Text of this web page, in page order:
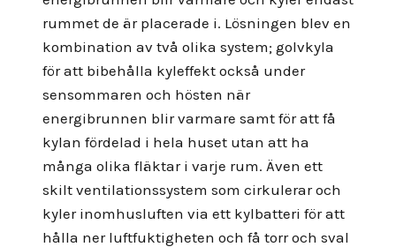
rummet de är placerade i. Lösningen blev en
kombination av två olika system; golvkyla
för att bibehålla kyleffekt också under
sensommaren och hösten när
energibrunnen blir varmare samt för att få
kylan fördelad i hela huset utan att ha
många olika fläktar i varje rum. Även ett
skilt ventilationssystem som cirkulerar och
kyler inomhusluften via ett kylbatteri för att
hålla ner luftfuktigheten och få torr och sval